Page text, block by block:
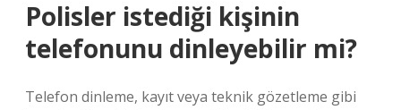
Polisler istediği kişinin
telefonunu dinleyebilir mi?
Telefon dinleme, kayıt veya teknik gözetleme gibi